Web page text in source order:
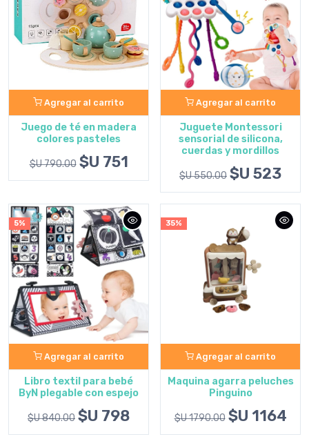
Agregar al carrito
Juego de té en madera
colores pasteles
$U 790.00 $U 751
Agregar al carrito
Juguete Montessori
sensorial de silicona,
cuerdas y mordillos
$U 550.00 $U 523
5%
Agregar al carrito
Libro textil para bebé
ByN plegable con espejo
$U 840.00 $U 798
35%
Agregar al carrito
Maquina agarra peluches
Pinguino
$U 1790.00 $U 1164